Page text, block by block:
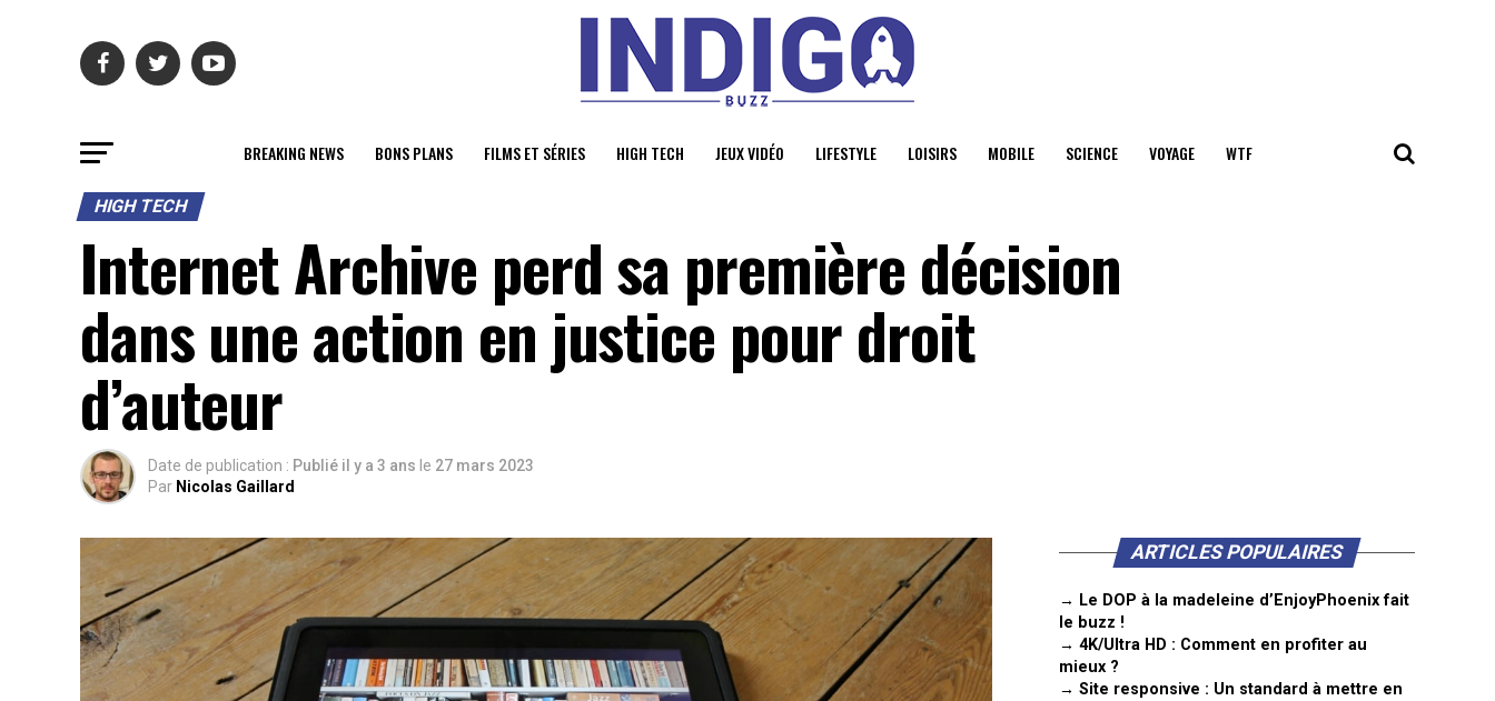
BREAKING NEWS BONS PLANS FILMS ET SÉRIES HIGH TECH JEUX VIDÉO LIFESTYLE LOISIRS MOBILE SCIENCE VOYAGE WTF
HIGH TECH
Internet Archive perd sa première décision
dans une action en justice pour droit
d’auteur
Date de publication : Publié il y a 3 ans le 27 mars 2023
Par Nicolas Gaillard
ARTICLES POPULAIRES
→ Le DOP à la madeleine d’EnjoyPhoenix fait
le buzz !
→ 4K/Ultra HD : Comment en profiter au
mieux ?
→ Site responsive : Un standard à mettre en